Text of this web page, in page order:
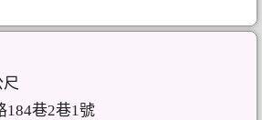
184巷2巷1號